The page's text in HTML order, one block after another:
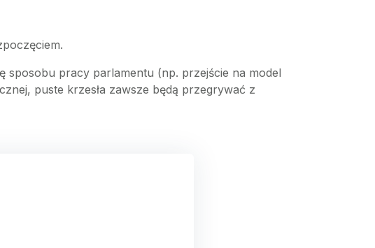
sposobu pracy parlamentu (np. przejście na model
puste krzesła zawsze będą przegrywać z